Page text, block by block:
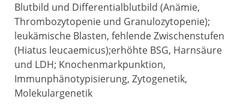
Blutbild und Differentialblutbild (Anämie,
Thrombozytopenie und Granulozytopenie);
leukämische Blasten, fehlende Zwischenstufen
(Hiatus leucaemicus);erhöhte BSG, Harnsäure
und LDH; Knochenmarkpunktion,
Immunphänotypisierung, Zytogenetik,
Molekulargenetik